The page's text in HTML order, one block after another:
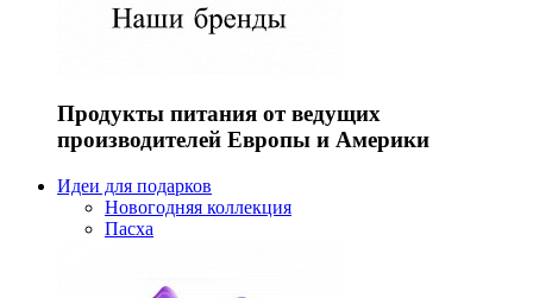
Продукты питания от ведущих
производителей Европы и Америки
Идеи для подарков
Новогодняя коллекция
Пасха